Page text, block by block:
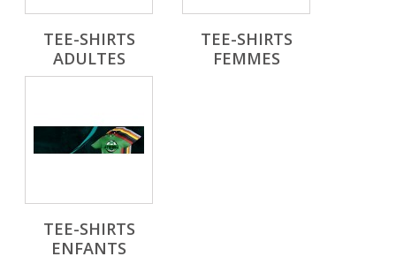
TEE-SHIRTS
ADULTES
TEE-SHIRTS
FEMMES
TEE-SHIRTS
ENFANTS